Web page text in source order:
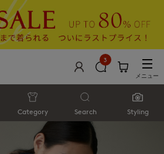
3
メニュー
Category Search Styling